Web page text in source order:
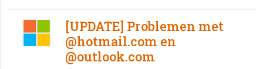
[UPDATE] Problemen met
@hotmail.com en
@outlook.com